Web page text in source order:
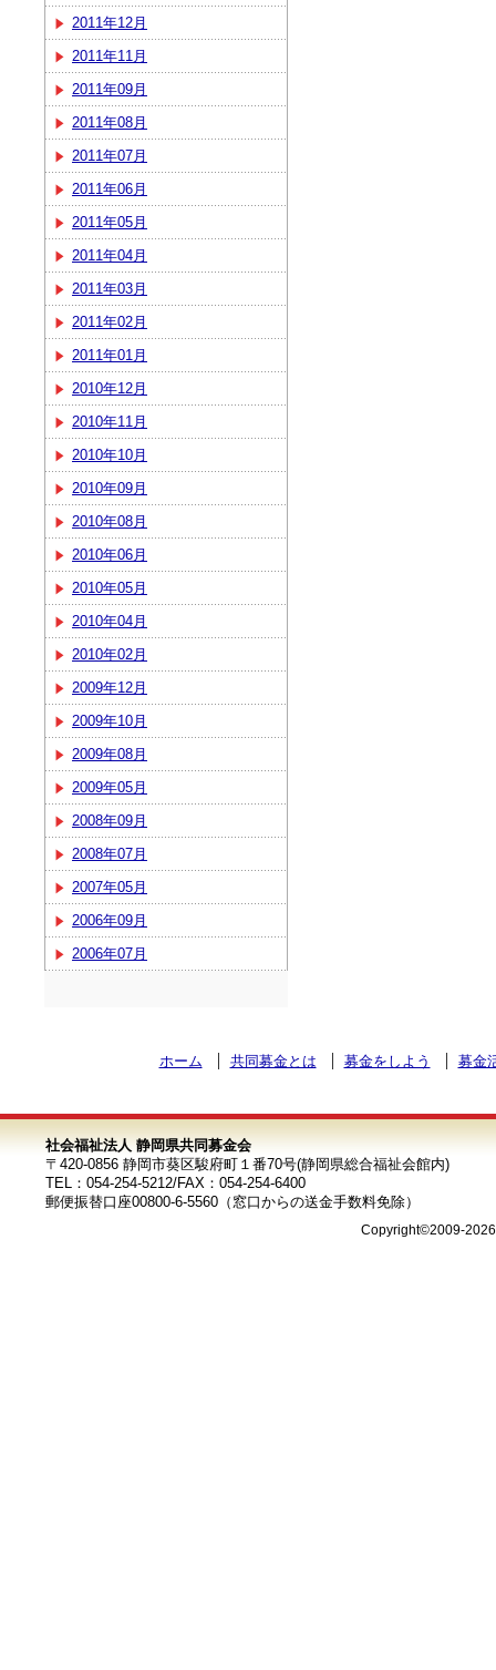
2011年12月
2011年11月
2011年09月
2011年08月
2011年07月
2011年06月
2011年05月
2011年04月
2011年03月
2011年02月
2011年01月
2010年12月
2010年11月
2010年10月
2010年09月
2010年08月
2010年06月
2010年05月
2010年04月
2010年02月
2009年12月
2009年10月
2009年08月
2009年05月
2008年09月
2008年07月
2007年05月
2006年09月
2006年07月
ホーム 共同募金とは 募金をしよう 募金
社会福祉法人 静岡県共同募金会
〒420-0856 静岡市葵区駿府町１番70号(静岡県総合福祉会館内)
TEL：054-254-5212/FAX：054-254-6400
郵便振替口座00800-6-5560（窓口からの送金手数料免除）
Copyright©2009-